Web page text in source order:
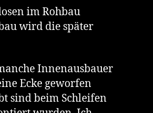
im Rohbau
wird die später
Innenausbauer
Ecke geworfen
sind beim Schleifen